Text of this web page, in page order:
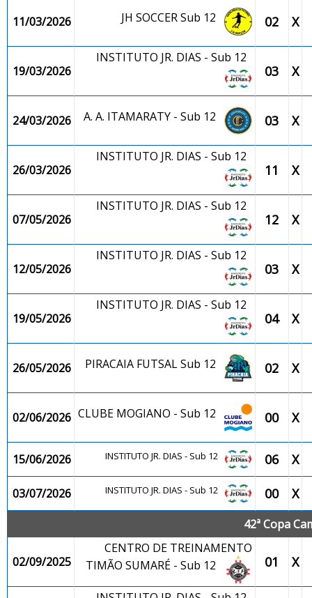
11/03/2026 JH SOCCER Sub 12 02 X
19/03/2026
INSTITUTO JR. DIAS - Sub 12
03 X
24/03/2026 A. A. ITAMARATY - Sub 12 03 X
26/03/2026
INSTITUTO JR. DIAS - Sub 12
11 X
07/05/2026
INSTITUTO JR. DIAS - Sub 12
12 X
12/05/2026
INSTITUTO JR. DIAS - Sub 12
03 X
19/05/2026
INSTITUTO JR. DIAS - Sub 12
04 X
26/05/2026 PIRACAIA FUTSAL Sub 12 02 X
02/06/2026 CLUBE MOGIANO - Sub 12 00 X
15/06/2026 INSTITUTO JR. DIAS - Sub 12 06 X
03/07/2026 INSTITUTO JR. DIAS - Sub 12 00 X
42ª Copa
02/09/2025
CENTRO DE TREINAMENTO
TIMÃO SUMARÉ - Sub 12
01 X